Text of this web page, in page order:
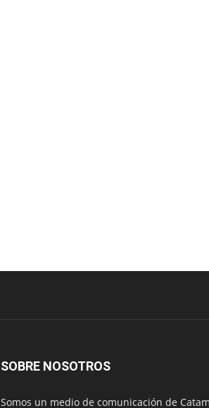
SOBRE NOSOTROS
Somos un medio de comunicación de